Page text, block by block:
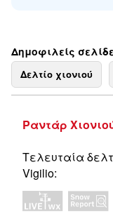
Δημοφιλείς
Δελτίο χιονιού
Ραντάρ
Τελευταία
Vigilio: